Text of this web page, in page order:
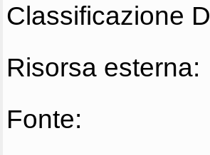
Classificazione
Risorsa esterna:
Fonte: